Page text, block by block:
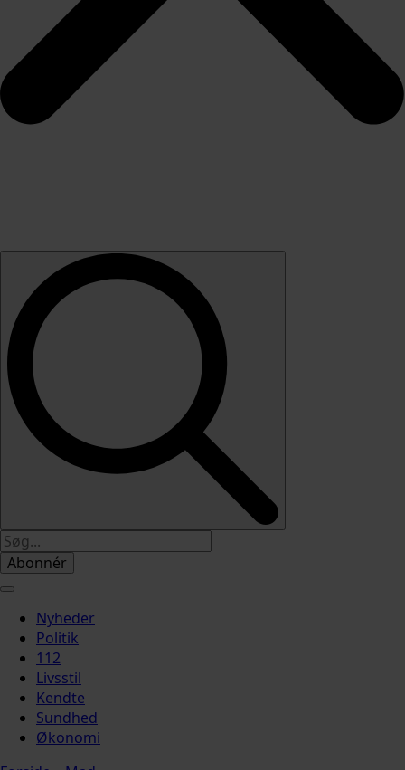
Abonnér
Nyheder
Politik
112
Livsstil
Kendte
Sundhed
Økonomi